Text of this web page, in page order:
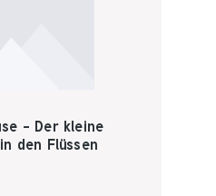
- Der kleine
den Flüssen